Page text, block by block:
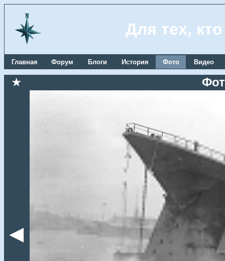
Для тех,
Главная Форум Блоги История Фото Видео
★
◄